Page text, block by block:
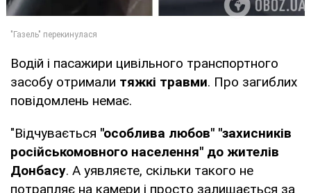
Водій і пасажири цивільного транспортного
засобу отримали тяжкі травми. Про загиблих
повідомлень немає.
"Відчувається "особлива любов" "захисників
російськомовного населення" до жителів
Донбасу. А уявляєте, скільки такого не
потрапляє на камери і просто залишається за